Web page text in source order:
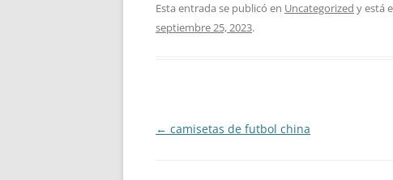
Esta entrada se publicó en Uncategorized y está
septiembre 25, 2023.
Navegación
← camisetas de futbol china